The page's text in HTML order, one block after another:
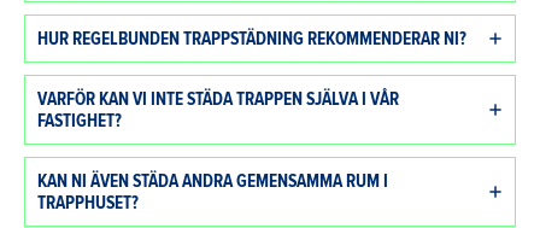
HUR REGELBUNDEN TRAPPSTÄDNING REKOMMENDERAR NI?
VARFÖR KAN VI INTE STÄDA TRAPPEN SJÄLVA I VÅR
FASTIGHET?
KAN NI ÄVEN STÄDA ANDRA GEMENSAMMA RUM I
TRAPPHUSET?